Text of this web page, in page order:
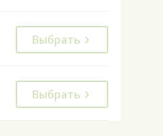
Выбрать
Выбрать